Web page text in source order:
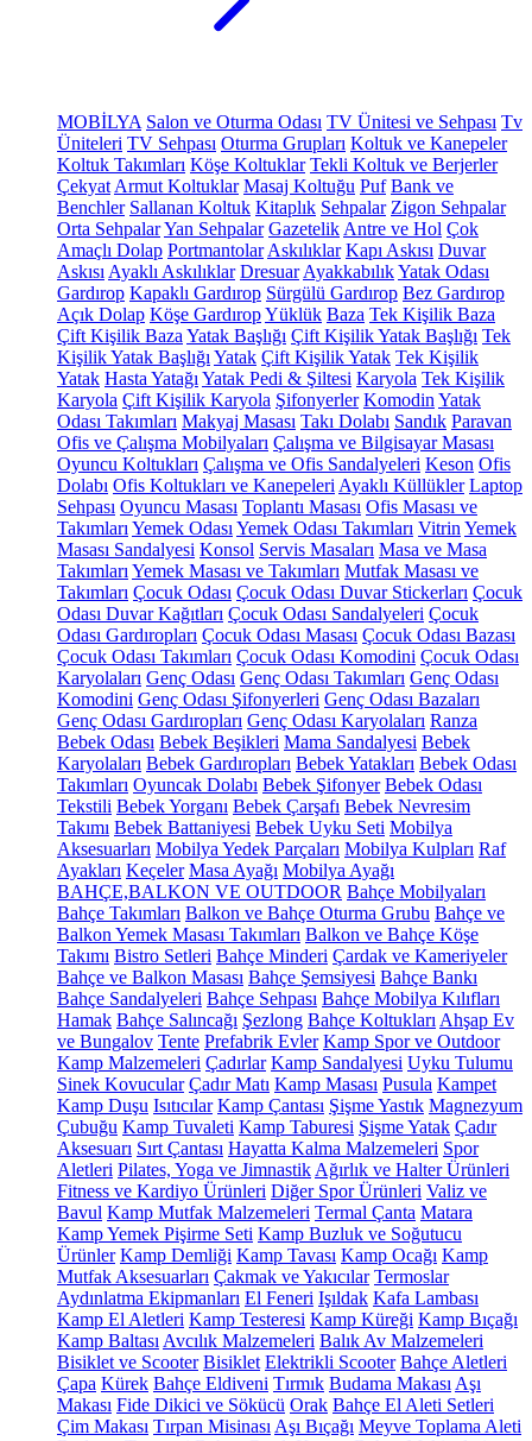
MOBİLYA Salon ve Oturma Odası TV Ünitesi ve Sehpası Tv
Üniteleri TV Sehpası Oturma Grupları Koltuk ve Kanepeler
Koltuk Takımları Köşe Koltuklar Tekli Koltuk ve Berjerler
Çekyat Armut Koltuklar Masaj Koltuğu Puf Bank ve
Benchler Sallanan Koltuk Kitaplık Sehpalar Zigon Sehpalar
Orta SehpalarYan Sehpalar Gazetelik Antre ve Hol Çok
Amaçlı Dolap Portmantolar Askılıklar Kapı Askısı Duvar
Askısı Ayaklı Askılıklar Dresuar AyakkabılıkYatak Odası
Gardırop Kapaklı Gardırop Sürgülü Gardırop Bez Gardırop
Açık Dolap Köşe GardıropYüklük Baza Tek Kişilik Baza
Çift Kişilik Baza Yatak Başlığı Çift Kişilik Yatak Başlığı Tek
Kişilik Yatak Başlığı Yatak Çift Kişilik Yatak Tek Kişilik
Yatak Hasta Yatağı Yatak Pedi & Şiltesi Karyola Tek Kişilik
Karyola Çift Kişilik Karyola Şifonyerler Komodin Yatak
Odası Takımları Makyaj Masası Takı Dolabı Sandık Paravan
Ofis ve Çalışma Mobilyaları Çalışma ve Bilgisayar Masası
Oyuncu Koltukları Çalışma ve Ofis Sandalyeleri Keson Ofis
Dolabı Ofis Koltukları ve Kanepeleri Ayaklı Küllükler Laptop
Sehpası Oyuncu Masası Toplantı Masası Ofis Masası ve
Takımları Yemek Odası Yemek Odası Takımları Vitrin Yemek
Masası Sandalyesi Konsol Servis Masaları Masa ve Masa
Takımları Yemek Masası ve Takımları Mutfak Masası ve
Takımları Çocuk Odası Çocuk Odası Duvar Stickerları Çocuk
Odası Duvar Kağıtları Çocuk Odası Sandalyeleri Çocuk
Odası Gardıropları Çocuk Odası Masası Çocuk Odası Bazası
Çocuk Odası Takımları Çocuk Odası Komodini Çocuk Odası
Karyolaları Genç Odası Genç Odası Takımları Genç Odası
Komodini Genç Odası Şifonyerleri Genç Odası Bazaları
Genç Odası Gardıropları Genç Odası Karyolaları Ranza
Bebek Odası Bebek Beşikleri Mama Sandalyesi Bebek
Karyolaları Bebek Gardıropları Bebek Yatakları Bebek Odası
Takımları Oyuncak Dolabı Bebek Şifonyer Bebek Odası
Tekstili Bebek Yorganı Bebek Çarşafı Bebek Nevresim
Takımı Bebek Battaniyesi Bebek Uyku Seti Mobilya
Aksesuarları Mobilya Yedek Parçaları Mobilya Kulpları Raf
Ayakları Keçeler Masa Ayağı Mobilya Ayağı
BAHÇE,BALKON VE OUTDOOR Bahçe Mobilyaları
Bahçe Takımları Balkon ve Bahçe Oturma Grubu Bahçe ve
Balkon Yemek Masası Takımları Balkon ve Bahçe Köşe
Takımı Bistro Setleri Bahçe Minderi Çardak ve Kameriyeler
Bahçe ve Balkon Masası Bahçe Şemsiyesi Bahçe Bankı
Bahçe Sandalyeleri Bahçe Sehpası Bahçe Mobilya Kılıfları
Hamak Bahçe Salıncağı Şezlong Bahçe Koltukları Ahşap Ev
ve Bungalov Tente Prefabrik Evler Kamp Spor ve Outdoor
Kamp Malzemeleri Çadırlar Kamp Sandalyesi Uyku Tulumu
Sinek Kovucular Çadır Matı Kamp Masası Pusula Kampet
Kamp Duşu Isıtıcılar Kamp Çantası Şişme Yastık Magnezyum
Çubuğu Kamp Tuvaleti Kamp Taburesi Şişme Yatak Çadır
Aksesuarı Sırt Çantası Hayatta Kalma Malzemeleri Spor
Aletleri Pilates, Yoga ve Jimnastik Ağırlık ve Halter Ürünleri
Fitness ve Kardiyo Ürünleri Diğer Spor Ürünleri Valiz ve
Bavul Kamp Mutfak Malzemeleri Termal Çanta Matara
Kamp Yemek Pişirme Seti Kamp Buzluk ve Soğutucu
Ürünler Kamp Demliği Kamp Tavası Kamp Ocağı Kamp
Mutfak Aksesuarları Çakmak ve Yakıcılar Termoslar
Aydınlatma Ekipmanları El Feneri Işıldak Kafa Lambası
Kamp El Aletleri Kamp Testeresi Kamp Küreği Kamp Bıçağı
Kamp Baltası Avcılık Malzemeleri Balık Av Malzemeleri
Bisiklet ve Scooter Bisiklet Elektrikli Scooter Bahçe Aletleri
Çapa Kürek Bahçe Eldiveni Tırmık Budama Makası Aşı
Makası Fide Dikici ve Sökücü Orak Bahçe El Aleti Setleri
Çim Makası Tırpan Misinası Aşı Bıçağı Meyve Toplama Aleti